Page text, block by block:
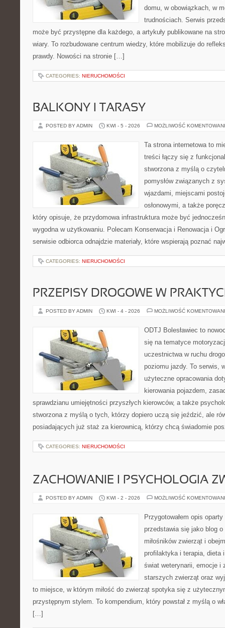
domu, w obowiązkach, w
trudnościach. Serwis
może być przystępne dla każdego, a artykuły publikowane na
wiary. To rozbudowane centrum wiedzy, które mobilizuje do
prawdy. Nowości na stronie […]
CATEGORIES: NIERUCHOMOŚCI
BALKONY I TARASY
POSTED BY ADMIN KWI - 5 - 2026 MOŻLIWOŚĆ
Ta strona internetowa to
treści łączy się z
stworzona z myślą o
pomysłów związanych z
wjazdami, miejscami
osłonowymi, a także
który opisuje, że przydomowa infrastruktura może być
wygodna w użytkowaniu. Polecam Konserwacja i Renowacja i
serwisie odbiorca odnajdzie materiały, które wspierają poznać
CATEGORIES: NIERUCHOMOŚCI
PRZEPISY DROGOWE W
POSTED BY ADMIN KWI - 4 - 2026 MOŻLIWOŚĆ
ODTJ Bolesławiec to
się na tematyce
uczestnictwa w ruchu
poziomu jazdy. To serwis,
użyteczne opracowania
kierowania pojazdem,
sprawdzianu umiejętności przyszłych kierowców, a także
stworzona z myślą o tych, którzy dopiero uczą się jeździć, ale
posiadających już staż za kierownicą, którzy chcą świadomie
CATEGORIES: NIERUCHOMOŚCI
ZACHOWANIE I PSYCHOLOGIA
POSTED BY ADMIN KWI - 2 - 2026 MOŻLIWOŚĆ
Przygotowałem opis
przedstawia się jako blog
miłośników zwierząt i
profilaktyka i terapia, dieta
świat weterynarii, emocje i
starszych zwierząt oraz
to miejsce, w którym miłość do zwierząt spotyka się z
przystępnym stylem. To kompendium, który powstał z myślą o
[…]